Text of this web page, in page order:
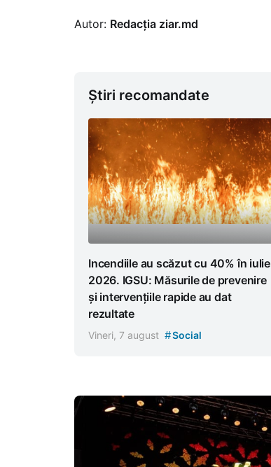
Autor: Redacția ziar.md
Știri recomandate
Incendiile au scăzut cu 40% în iulie
2026. IGSU: Măsurile de prevenire
și intervențiile rapide au dat
rezultate
Vineri, 7 august #Social